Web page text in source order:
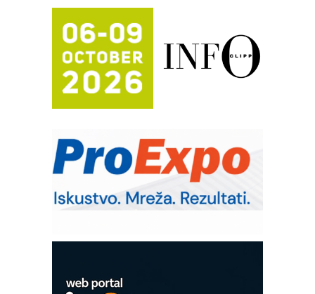
Potpuna efikasnost bez složenih
sistema
Trajna oznaka kao dugoročna korist
Bezbednost na prvom mestu!
IB BLUMENAUER - više od 40 godina
poverenja u industriji
– Pametna signalizacija za efikasnije
upravljanje mašinama
Sigurnije ispitivanje transformatora u
solarnim elektranama i vetroparkovima
Pranje točkova na gradilištu- standard
Proizvodnja iC7 Hybrid 1500 VDC
COMBYPACK